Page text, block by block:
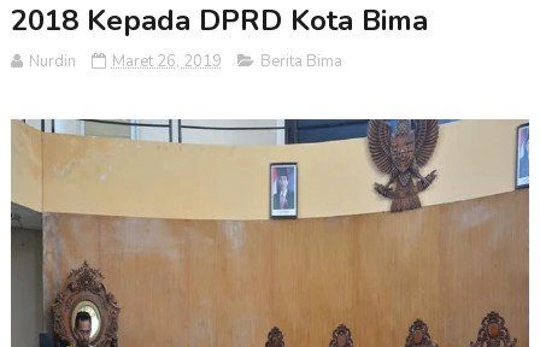
2018 Kepada DPRD Kota Bima
Nurdin Maret 26, 2019 Berita Bima